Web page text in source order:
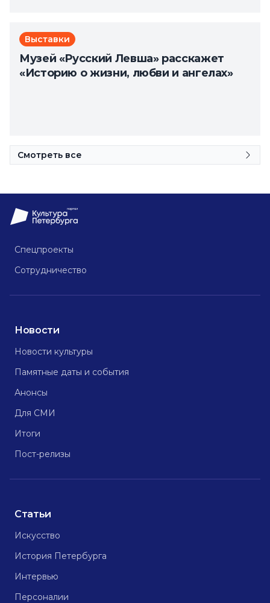
Выставки
Музей «Русский Левша» расскажет
«Историю о жизни, любви и ангелах»
Смотреть все
Спецпроекты
Сотрудничество
Новости
Новости культуры
Памятные даты и события
Анонсы
Для СМИ
Итоги
Пост-релизы
Статьи
Искусство
История Петербурга
Интервью
Персоналии